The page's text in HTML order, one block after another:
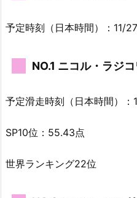
予定時刻（日本時間）：11/
NO.1 ニコル・ラジ
予定滑走時刻（日本時間）：
SP10位：55.43点
世界ランキング22位